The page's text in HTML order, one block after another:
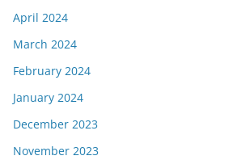
April 2024
March 2024
February 2024
January 2024
December 2023
November 2023